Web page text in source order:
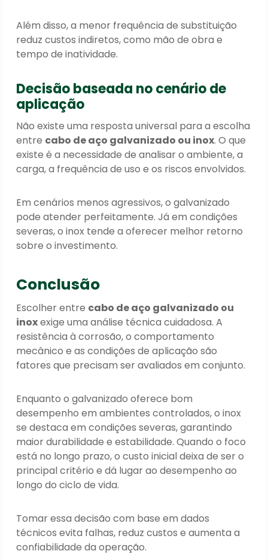
Além disso, a menor frequência de substituição
reduz custos indiretos, como mão de obra e
tempo de inatividade.
Decisão baseada no cenário de
aplicação
Não existe uma resposta universal para a escolha
entre cabo de aço galvanizado ou inox. O que
existe é a necessidade de analisar o ambiente, a
carga, a frequência de uso e os riscos envolvidos.
Em cenários menos agressivos, o galvanizado
pode atender perfeitamente. Já em condições
severas, o inox tende a oferecer melhor retorno
sobre o investimento.
Conclusão
Escolher entre cabo de aço galvanizado ou
inoxexige uma análise técnica cuidadosa. A
resistência à corrosão, o comportamento
mecânico e as condições de aplicação são
fatores que precisam ser avaliados em conjunto.
Enquanto o galvanizado oferece bom
desempenho em ambientes controlados, o inox
se destaca em condições severas, garantindo
maior durabilidade e estabilidade. Quando o foco
está no longo prazo, o custo inicial deixa de ser o
principal critério e dá lugar ao desempenho ao
longo do ciclo de vida.
Tomar essa decisão com base em dados
técnicos evita falhas, reduz custos e aumenta a
confiabilidade da operação.